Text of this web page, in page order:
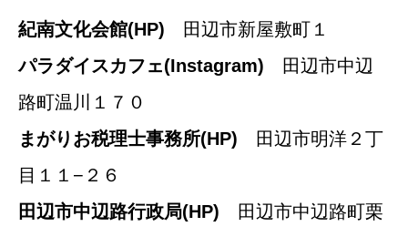
紀南文化会館(HP) 田辺市新屋敷町１
パラダイスカフェ(Instagram) 田辺市中辺
路町温川１７０
まがりお税理士事務所(HP) 田辺市明洋２丁
目１１−２６
田辺市中辺路行政局(HP) 田辺市中辺路町栗